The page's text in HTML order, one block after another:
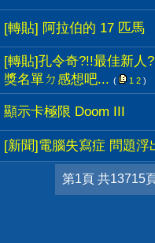
[轉貼] 阿拉伯的 17 匹馬
[轉貼]孔令奇?!!最佳新人
獎名單ㄉ感想吧... ( 1 2 )
顯示卡極限 Doom III
[新聞]電腦失寫症 問題浮
第1頁 共13715